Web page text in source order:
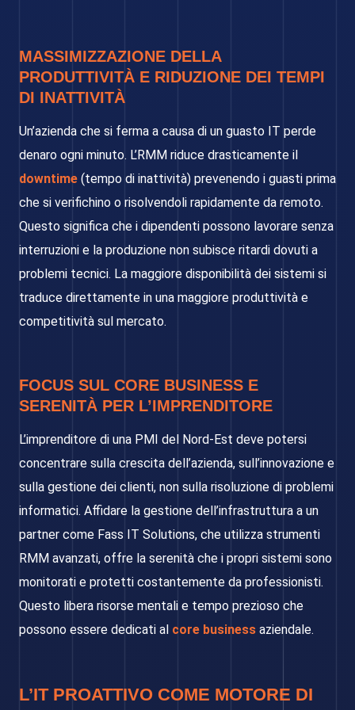
MASSIMIZZAZIONE DELLA
PRODUTTIVITÀ E RIDUZIONE DEI TEMPI
DI INATTIVITÀ
Un’azienda che si ferma a causa di un guasto IT perde
denaro ogni minuto. L’RMM riduce drasticamente il
downtime (tempo di inattività) prevenendo i guasti prima
che si verifichino o risolvendoli rapidamente da remoto.
Questo significa che i dipendenti possono lavorare senza
interruzioni e la produzione non subisce ritardi dovuti a
problemi tecnici. La maggiore disponibilità dei sistemi si
traduce direttamente in una maggiore produttività e
competitività sul mercato.
FOCUS SUL CORE BUSINESS E
SERENITÀ PER L’IMPRENDITORE
L’imprenditore di una PMI del Nord-Est deve potersi
concentrare sulla crescita dell’azienda, sull’innovazione e
sulla gestione dei clienti, non sulla risoluzione di problemi
informatici. Affidare la gestione dell’infrastruttura a un
partner come Fass IT Solutions, che utilizza strumenti
RMM avanzati, offre la serenità che i propri sistemi sono
monitorati e protetti costantemente da professionisti.
Questo libera risorse mentali e tempo prezioso che
possono essere dedicati al core business aziendale.
L’IT PROATTIVO COME MOTORE DI